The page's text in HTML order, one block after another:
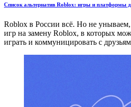
Список альтернатив Roblox: игры и платформы
Roblox в России всё. Но не
игр на замену Roblox, в которых
играть и коммуницировать с